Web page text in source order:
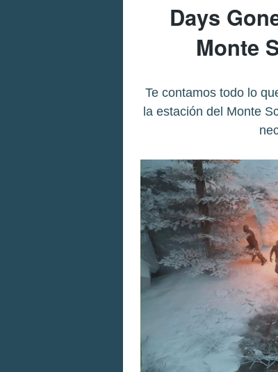
Days
Monte
Te contamos todo lo
la estación del Monte